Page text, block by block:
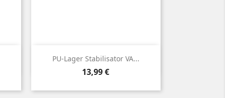
PU-Lager Stabilisator VA...
Preis
13,99 €
 Vorschau